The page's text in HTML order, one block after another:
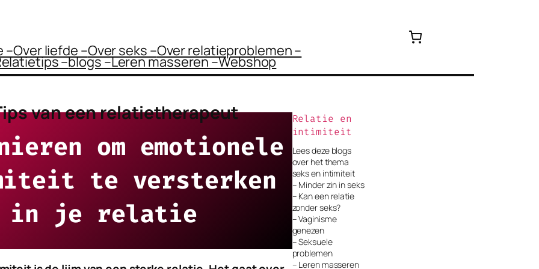
–Over liefde –Over seks –Over relatieproblemen –
–blogs –Leren masseren –Webshop
van een relatietherapeut
om emotionele
te versterken
in je relatie
Relatie en
intimiteit
Lees deze blogs
over het thema
seks en intimiteit
– Minder zin in seks
– Kan een relatie
zonder seks?
– Vaginisme
genezen
– Seksuele
problemen
– Leren masseren